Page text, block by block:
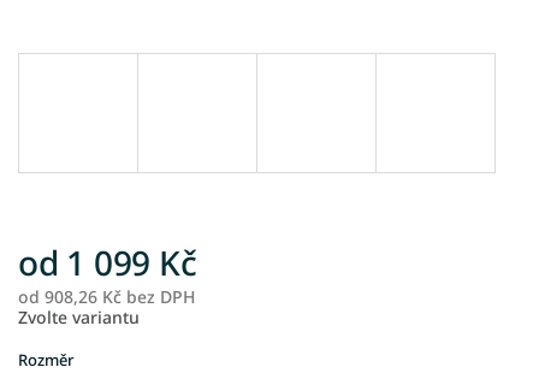
od 1 099 Kč
od 908,26 Kč bez DPH
Zvolte variantu
Rozměr